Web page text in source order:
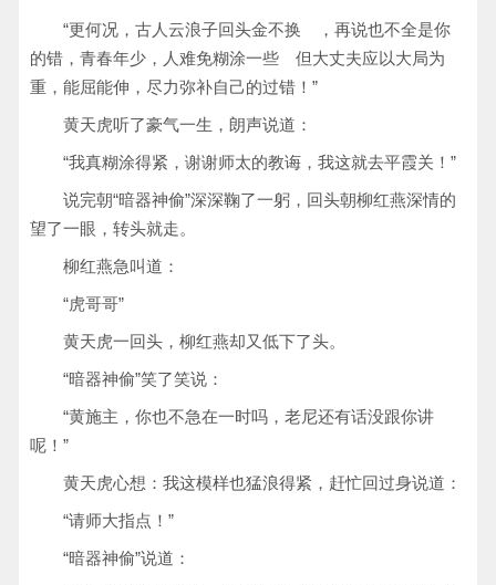
“更何况，古人云浪子回头金不换 ，再说也不全是你
的错，青春年少，人难免糊涂一些 但大丈夫应以大局为
重，能屈能伸，尽力弥补自己的过错！”
黄天虎听了豪气一生，朗声说道：
“我真糊涂得紧，谢谢师太的教诲，我这就去平霞关！”
说完朝“暗器神偷”深深鞠了一躬，回头朝柳红燕深情的
望了一眼，转头就走。
柳红燕急叫道：
“虎哥哥”
黄天虎一回头，柳红燕却又低下了头。
“暗器神偷”笑了笑说：
“黄施主，你也不急在一时吗，老尼还有话没跟你讲
呢！”
黄天虎心想：我这模样也猛浪得紧，赶忙回过身说道：
“请师大指点！”
“暗器神偷”说道：